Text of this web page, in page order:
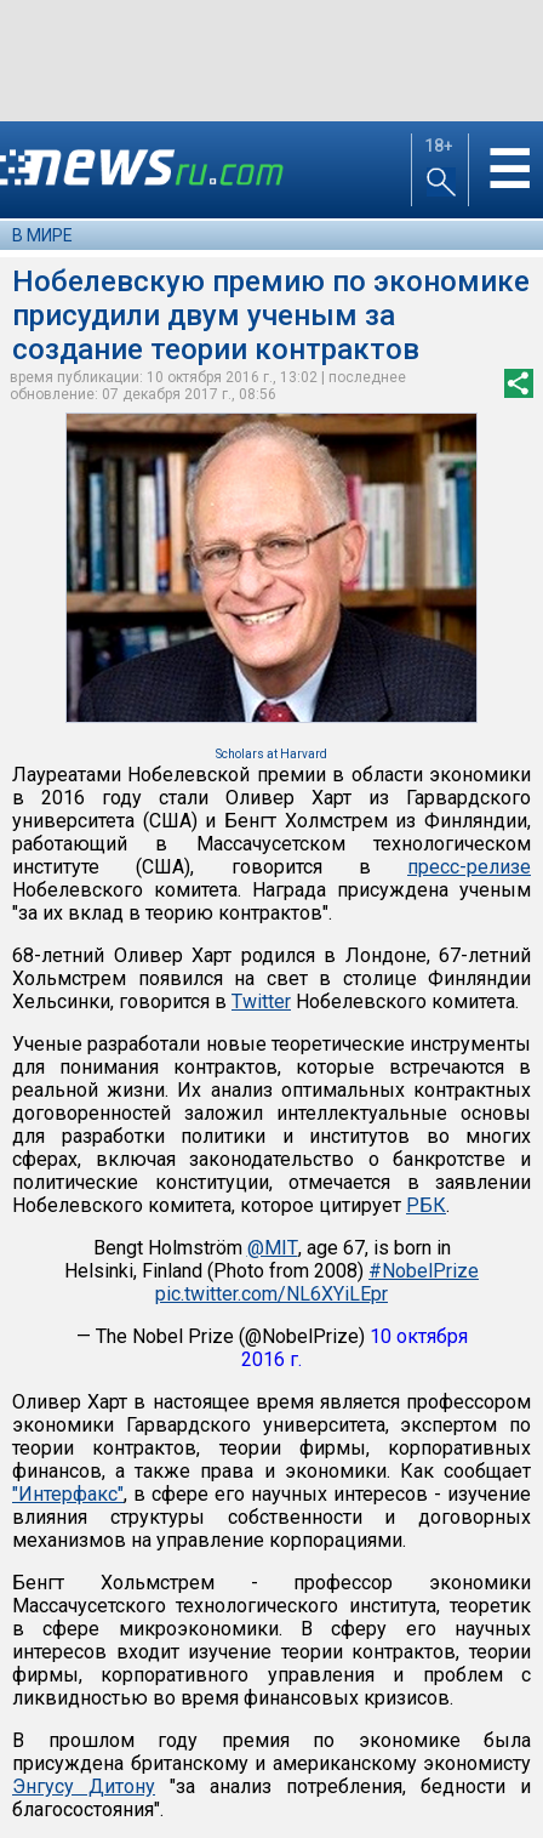
18+ ☰
В МИРЕ
Нобелевскую премию по экономике
присудили двум ученым за
создание теории контрактов
время публикации: 10 октября 2016 г., 13:02 | последнее
обновление: 07 декабря 2017 г., 08:56
Scholars at Harvard
Лауреатами Нобелевской премии в области экономики
в 2016 году стали Оливер Харт из Гарвардского
университета (США) и Бенгт Холмстрем из Финляндии,
работающий в Массачусетском технологическом
институте (США), говорится в пресс-релизе
Нобелевского комитета. Награда присуждена ученым
"за их вклад в теорию контрактов".
68-летний Оливер Харт родился в Лондоне, 67-летний
Хольмстрем появился на свет в столице Финляндии
Хельсинки, говорится в Twitter Нобелевского комитета.
Ученые разработали новые теоретические инструменты
для понимания контрактов, которые встречаются в
реальной жизни. Их анализ оптимальных контрактных
договоренностей заложил интеллектуальные основы
для разработки политики и институтов во многих
сферах, включая законодательство о банкротстве и
политические конституции, отмечается в заявлении
Нобелевского комитета, которое цитирует РБК.
Bengt Holmström @MIT, age 67, is born in
Helsinki, Finland (Photo from 2008) #NobelPrize
pic.twitter.com/NL6XYiLEpr
— The Nobel Prize (@NobelPrize) 10 октября
2016 г.
Оливер Харт в настоящее время является профессором
экономики Гарвардского университета, экспертом по
теории контрактов, теории фирмы, корпоративных
финансов, а также права и экономики. Как сообщает
"Интерфакс", в сфере его научных интересов - изучение
влияния структуры собственности и договорных
механизмов на управление корпорациями.
Бенгт Хольмстрем - профессор экономики
Массачусетского технологического института, теоретик
в сфере микроэкономики. В сферу его научных
интересов входит изучение теории контрактов, теории
фирмы, корпоративного управления и проблем с
ликвидностью во время финансовых кризисов.
В прошлом году премия по экономике была
присуждена британскому и американскому экономисту
Энгусу Дитону "за анализ потребления, бедности и
благосостояния".